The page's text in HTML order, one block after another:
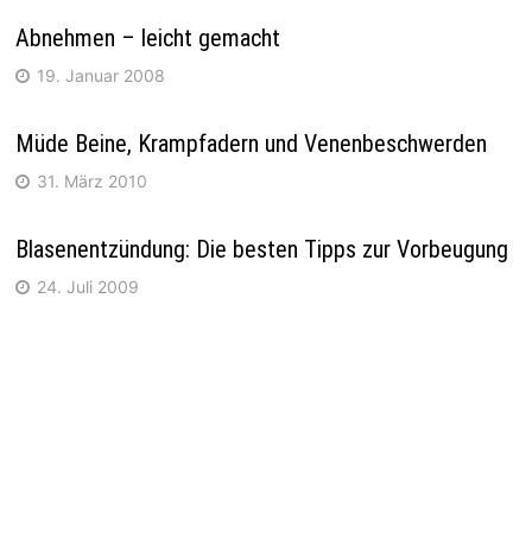
Abnehmen – leicht gemacht
19. Januar 2008
Müde Beine, Krampfadern und Venenbeschwerden
31. März 2010
Blasenentzündung: Die besten Tipps zur Vorbeugung
24. Juli 2009